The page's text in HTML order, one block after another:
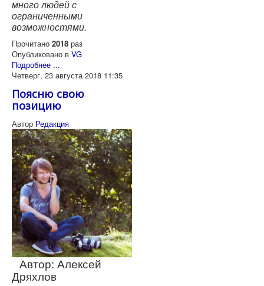
много людей с
ограниченными
возможностями.
Прочитано 2018 раз
Опубликовано в VG
Подробнее ...
Четверг, 23 августа 2018 11:35
Поясню свою
позицию
Автор Редакция
Автор: Алексей
Дряхлов